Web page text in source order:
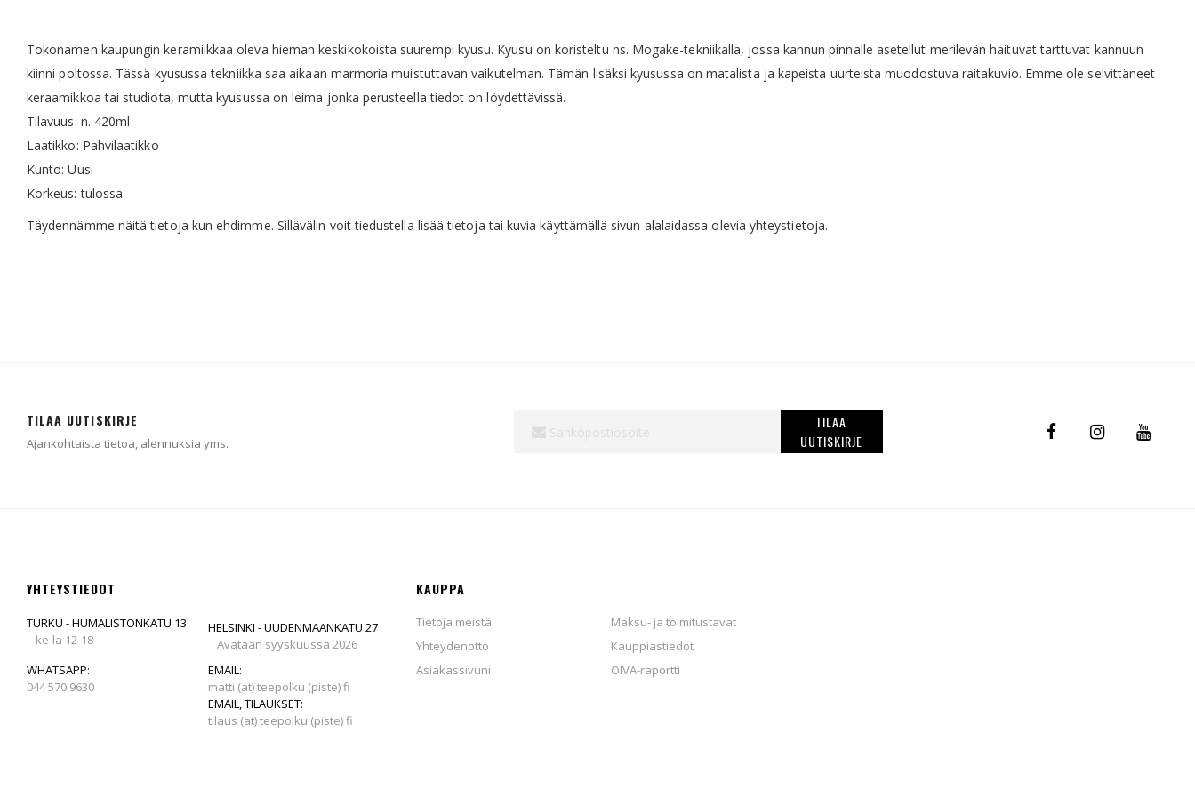
gallery
Tokonamen kaupungin keramiikkaa oleva hieman keskikokoista suurempi kyusu. Kyusu on koristeltu ns. Mogake-tekniikalla, jossa kannun pinnalle asetellut merilevän haituvat tarttuvat kannuun
kiinni poltossa. Tässä kyusussa tekniikka saa aikaan marmoria muistuttavan vaikutelman. Tämän lisäksi kyusussa on matalista ja kapeista uurteista muodostuva raitakuvio. Emme ole selvittäneet
keraamikkoa tai studiota, mutta kyusussa on leima jonka perusteella tiedot on löydettävissä.
Tilavuus: n. 420ml
Laatikko: Pahvilaatikko
Kunto: Uusi
Korkeus: tulossa
Täydennämme näitä tietoja kun ehdimme. Sillävälin voit tiedustella lisää tietoja tai kuvia käyttämällä sivun alalaidassa olevia yhteystietoja.
TILAA UUTISKIRJE
Ajankohtaista tietoa, alennuksia yms.
TILAA
UUTISKIRJE
YHTEYSTIEDOT
TURKU - HUMALISTONKATU 13
ke-la 12-18
HELSINKI - UUDENMAANKATU 27
Avataan syyskuussa 2026
WHATSAPP:
044 570 9630
EMAIL:
matti (at) teepolku (piste) fi
EMAIL, TILAUKSET:
tilaus (at) teepolku (piste) fi
KAUPPA
Tietoja meistä
Yhteydenotto
Asiakassivuni
Maksu- ja toimitustavat
Kauppiastiedot
OIVA-raportti